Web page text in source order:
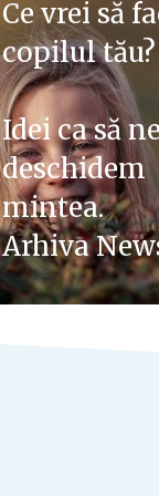
Ce vrei să
copilul tău?
Idei ca să ne
deschidem
mintea.
Arhiva